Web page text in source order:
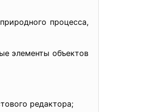
процесса,
элементы объектов
редактора;